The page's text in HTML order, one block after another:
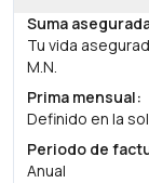
Suma
Tu vida
M.N.
Prima mensual:
Definido en la
Periodo de
Anual